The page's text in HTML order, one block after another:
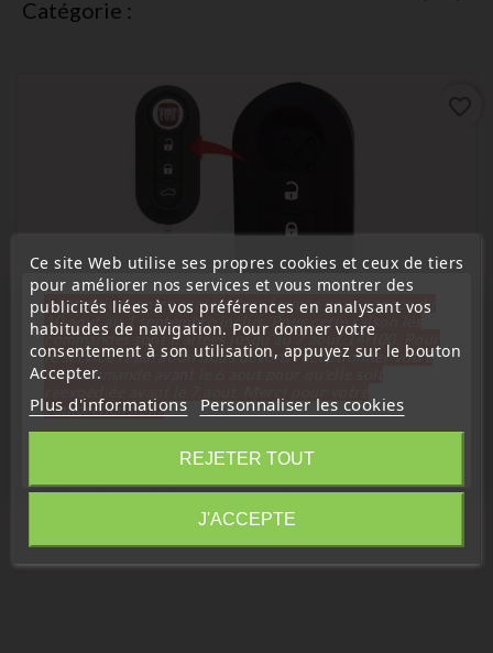
Catégorie :
Étui, housse de protection de clés
Étui Housse De Protection Pour Télécommande Clé Plip
Ducato 500 BOXER JUMPER DOBLO
Ce site Web utilise ses propres cookies et ceux de tiers
pour améliorer nos services et vous montrer des
publicités liées à vos préférences en analysant vos
habitudes de navigation. Pour donner votre
consentement à son utilisation, appuyez sur le bouton
Accepter.
Plus d'informations Personnaliser les cookies
REJETER TOUT
J'ACCEPTE
« Attention, notre société sera fermée pour congés du
10 aout au 1 septembre inclus. Pour cette raison les
commandes sont traitées jusqu'au 7 aout 14H00. Pour
le service réparation nous devons réceptionner votre
télécommande avant le 6 aout pour qu'elle soit
compréhension»
Fermer
Information